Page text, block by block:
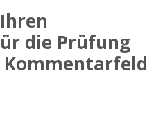
die Prüfung